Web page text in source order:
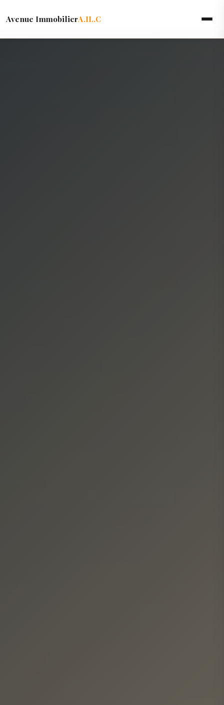
Avenue ImmobilierA.IL.C